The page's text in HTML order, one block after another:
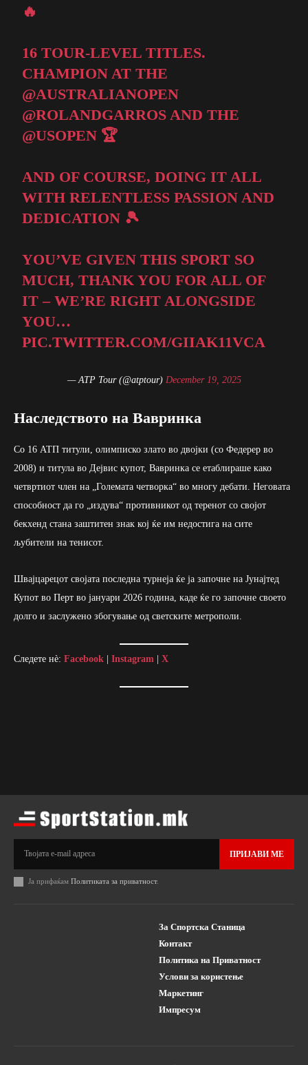
🔥
16 TOUR-LEVEL TITLES.
CHAMPION AT THE
@AUSTRALIANOPEN
@ROLANDGARROS AND THE
@USOPEN 🏆
AND OF COURSE, DOING IT ALL
WITH RELENTLESS PASSION AND
DEDICATION 🎾
YOU’VE GIVEN THIS SPORT SO
MUCH, THANK YOU FOR ALL OF
IT – WE’RE RIGHT ALONGSIDE
YOU…
PIC.TWITTER.COM/GIIAK11VCA
— ATP Tour (@atptour) December 19, 2025
Наследството на Вавринка
Со 16 АТП титули, олимписко злато во двојки (со Федерер во
2008) и титула во Дејвис купот, Вавринка се етаблираше како
четвртиот член на „Големата четворка“ во многу дебати. Неговата
способност да го „издува“ противникот од теренот со својот
бекхенд стана заштитен знак кој ќе им недостига на сите
љубители на тенисот.
Швајцарецот својата последна турнеја ќе ја започне на Јунајтед
Купот во Перт во јануари 2026 година, каде ќе го започне своето
долго и заслужено збогување од светските метрополи.
Следете нè: Facebook | Instagram | X
ПРИЈАВИ МЕ
Ја прифаќам Политиката за приватност.
За Спортска Станица
Контакт
Политика на Приватност
Услови за користење
Маркетинг
Импресум